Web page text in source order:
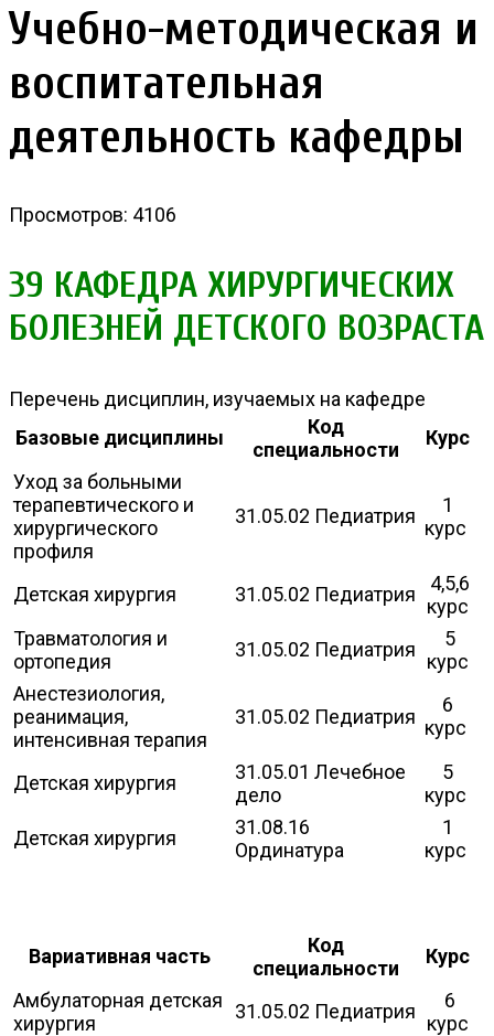
Учебно-методическая и
воспитательная
деятельность кафедры
Просмотров: 4106
39 КАФЕДРА ХИРУРГИЧЕСКИХ
БОЛЕЗНЕЙ ДЕТСКОГО ВОЗРАСТА
Перечень дисциплин, изучаемых на кафедре
Базовые дисциплины
Код
специальности
Курс
Уход за больными
терапевтического и
хирургического
профиля
31.05.02 Педиатрия
1
курс
Детская хирургия 31.05.02 Педиатрия
4,5,6
курс
Травматология и
ортопедия
31.05.02 Педиатрия
5
курс
Анестезиология,
реанимация,
интенсивная терапия
31.05.02 Педиатрия
6
курс
Детская хирургия
31.05.01 Лечебное
дело
5
курс
Детская хирургия
31.08.16
Ординатура
1
курс
Вариативная часть
Код
специальности
Курс
Амбулаторная детская
хирургия
31.05.02 Педиатрия
6
курс